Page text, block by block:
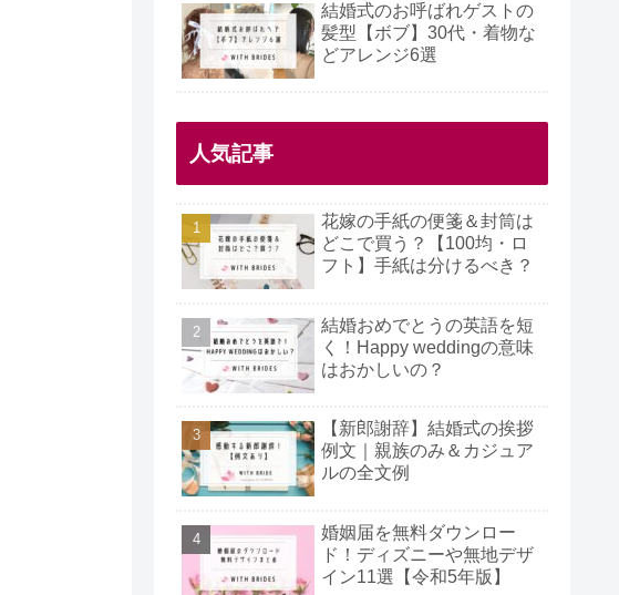
結婚式のお呼ばれゲストの
髪型【ボブ】30代・着物な
どアレンジ6選
人気記事
花嫁の手紙の便箋＆封筒は
どこで買う？【100均・ロ
フト】手紙は分けるべき？
結婚おめでとうの英語を短
く！Happy weddingの意味
はおかしいの？
【新郎謝辞】結婚式の挨拶
例文｜親族のみ＆カジュア
ルの全文例
婚姻届を無料ダウンロー
ド！ディズニーや無地デザ
イン11選【令和5年版】